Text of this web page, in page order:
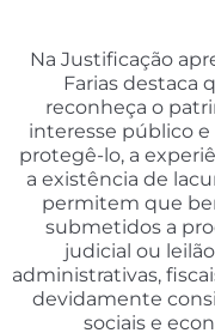
Na Justificação
Farias destaca
reconheça o
interesse público
protegê-lo, a
a existência de
permitem que
submetidos a
judicial ou
administrativas,
devidamente
sociais e